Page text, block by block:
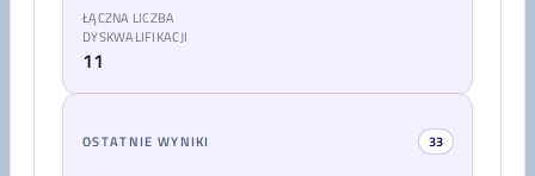
ŁĄCZNA LICZBA
DYSKWALIFIKACJI
11
OSTATNIE WYNIKI 33